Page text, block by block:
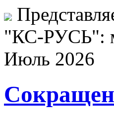
"КС-РУСЬ":
Июль 2026